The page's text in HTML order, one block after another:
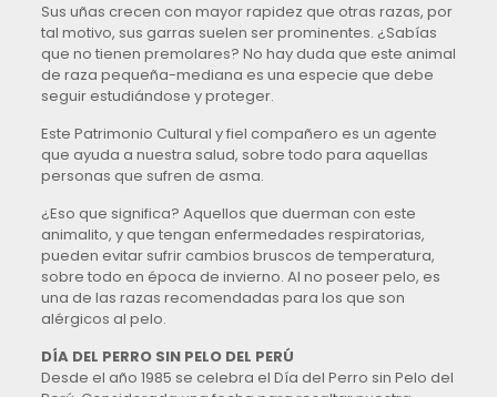
Sus uñas crecen con mayor rapidez que otras razas, por
tal motivo, sus garras suelen ser prominentes. ¿Sabías
que no tienen premolares? No hay duda que este animal
de raza pequeña-mediana es una especie que debe
seguir estudiándose y proteger.
Este Patrimonio Cultural y fiel compañero es un agente
que ayuda a nuestra salud, sobre todo para aquellas
personas que sufren de asma.
¿Eso que significa? Aquellos que duerman con este
animalito, y que tengan enfermedades respiratorias,
pueden evitar sufrir cambios bruscos de temperatura,
sobre todo en época de invierno. Al no poseer pelo, es
una de las razas recomendadas para los que son
alérgicos al pelo.
DÍA DEL PERRO SIN PELO DEL PERÚ
Desde el año 1985 se celebra el Día del Perro sin Pelo del